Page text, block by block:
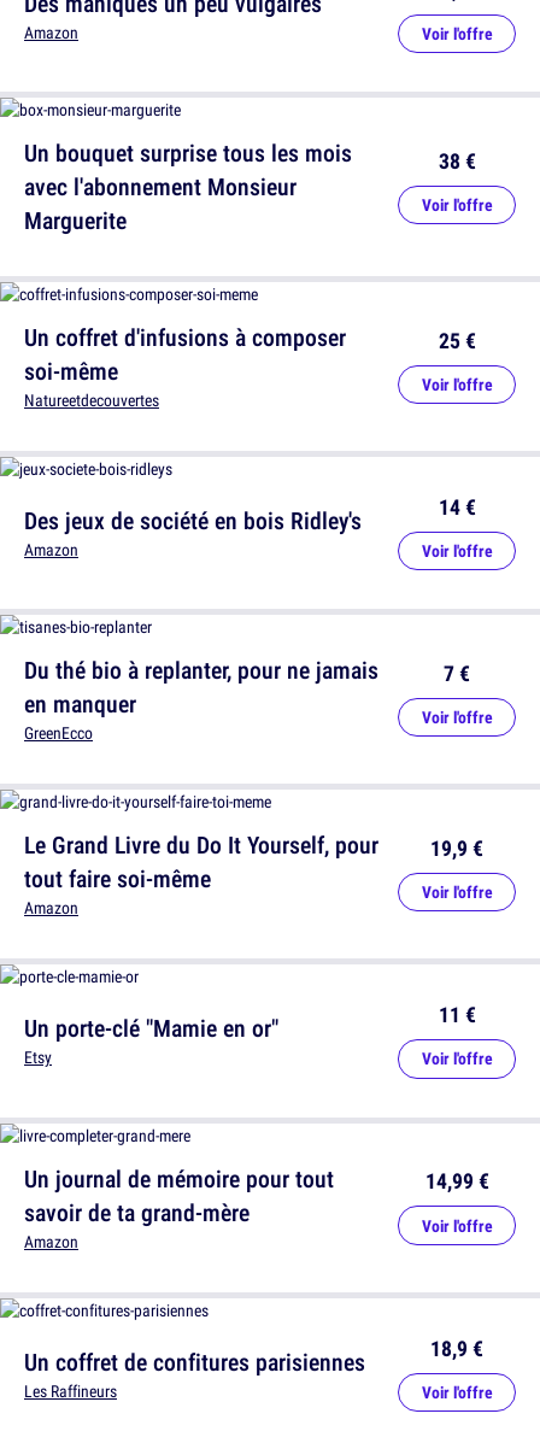
Un bouquet surprise tous les mois
avec l'abonnement Monsieur
Marguerite
38 €
Voir l'offre
Du thé bio à replanter, pour ne jamais
en manquer
GreenEcco
7 €
Voir l'offre
Un porte-clé "Mamie en or"
Etsy
11 €
Voir l'offre
Un coffret de confitures parisiennes
Les Raffineurs
18,9 €
Voir l'offre
Amazon Voir l'offre
Un coffret d'infusions à composer
soi-même
Natureetdecouvertes
25 €
Voir l'offre
Des jeux de société en bois Ridley's
Amazon
14 €
Voir l'offre
Le Grand Livre du Do It Yourself, pour
tout faire soi-même
Amazon
19,9 €
Voir l'offre
Un journal de mémoire pour tout
savoir de ta grand-mère
Amazon
14,99 €
Voir l'offre